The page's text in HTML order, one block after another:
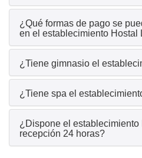
¿Qué formas de pago se
en el establecimiento Hostal
¿Tiene gimnasio el
¿Tiene spa el
¿Dispone el
recepción 24 horas?